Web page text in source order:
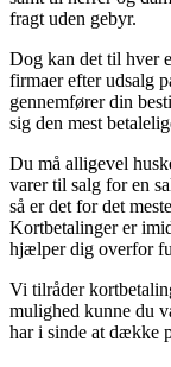
fragt uden gebyr.
Dog kan det til hver
firmaer efter udsalg
gennemfører din
sig den mest
Du må alligevel
varer til salg for en
så er det for det
Kortbetalinger er
hjælper dig overfor
Vi tilråder
mulighed kunne du
har i sinde at dække